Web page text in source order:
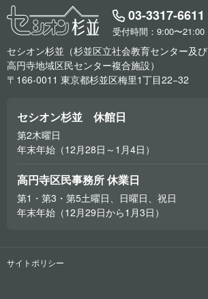
03-3317-6611
受付時間：9:00〜21:00
セシオン杉並（杉並区立社会教育センター及び
高円寺地域区民センター複合施設）
〒166-0011 東京都杉並区梅里1丁目22−32
セシオン杉並 休館日
第2木曜日
年末年始（12月28日～1月4日）
高円寺区民事務所 休業日
第1・第3・第5土曜日、日曜日、祝日
年末年始（12月29日から1月3日）
サイトポリシー